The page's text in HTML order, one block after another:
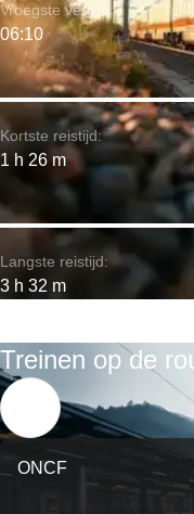
Kortste reistijd:
1 h 26 m
Vroegste vertrek:
06:10
Langste reistijd:
3 h 32 m
Treinen op de
ONCF